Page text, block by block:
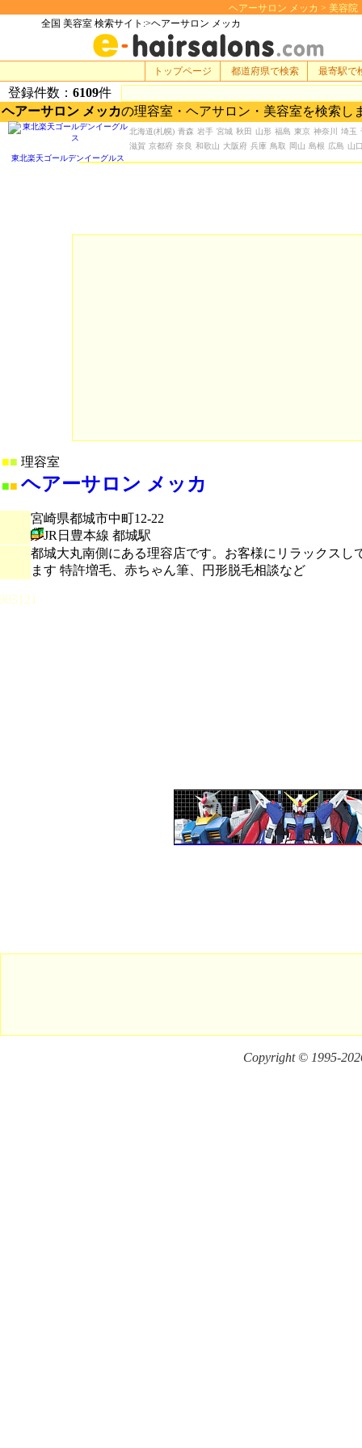
ヘアーサロン メッカ > 美容院
全国 美容室 検索サイト:>ヘアーサロン メッカ
登録件数： 6109件
ヘアーサロン メッカの理容室・ヘアサロン・美容室を検索し
■ 理容室
■■ ヘアーサロン メッカ
宮崎県都城市中町12-22
JR日豊本線 都城駅
都城大丸南側にある理容店です。お客様にリラックス
ます 特許増毛、赤ちゃん筆、円形脱毛相談など
北海道(札幌) 青森 岩手 宮城 秋田 山形 福島 東京 神奈川 埼玉
滋賀 京都府 奈良 和歌山 大阪府 兵庫 鳥取 岡山 島根 広島 山
トップページ 都道府県で検索 最寄駅で
Copyright © 1995-
東北楽天ゴールデンイーグルス